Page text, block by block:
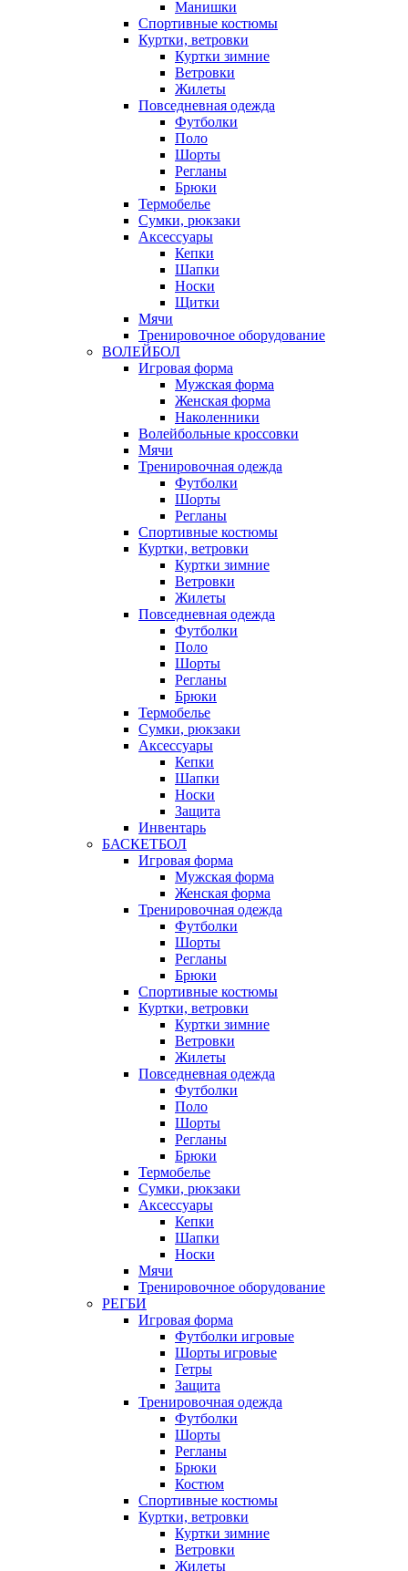
Манишки
Спортивные костюмы
Куртки, ветровки
Куртки зимние
Ветровки
Жилеты
Повседневная одежда
Футболки
Поло
Шорты
Регланы
Брюки
Термобелье
Сумки, рюкзаки
Аксессуары
Кепки
Шапки
Носки
Щитки
Мячи
Тренировочное оборудование
ВОЛЕЙБОЛ
Игровая форма
Мужская форма
Женская форма
Наколенники
Волейбольные кроссовки
Мячи
Тренировочная одежда
Футболки
Шорты
Регланы
Спортивные костюмы
Куртки, ветровки
Куртки зимние
Ветровки
Жилеты
Повседневная одежда
Футболки
Поло
Шорты
Регланы
Брюки
Термобелье
Сумки, рюкзаки
Аксессуары
Кепки
Шапки
Носки
Защита
Инвентарь
БАСКЕТБОЛ
Игровая форма
Мужская форма
Женская форма
Тренировочная одежда
Футболки
Шорты
Регланы
Брюки
Спортивные костюмы
Куртки, ветровки
Куртки зимние
Ветровки
Жилеты
Повседневная одежда
Футболки
Поло
Шорты
Регланы
Брюки
Термобелье
Сумки, рюкзаки
Аксессуары
Кепки
Шапки
Носки
Мячи
Тренировочное оборудование
РЕГБИ
Игровая форма
Футболки игровые
Шорты игровые
Гетры
Защита
Тренировочная одежда
Футболки
Шорты
Регланы
Брюки
Костюм
Спортивные костюмы
Куртки, ветровки
Куртки зимние
Ветровки
Жилеты